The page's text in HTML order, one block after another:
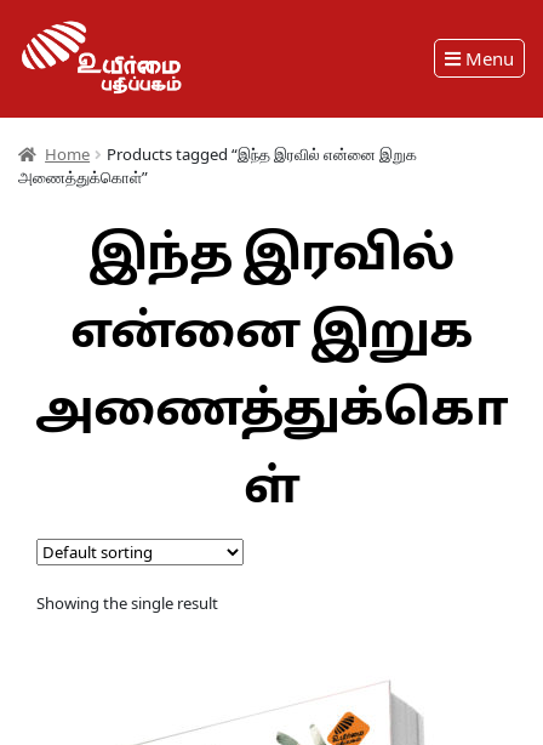
Menu
Home
Products tagged “இந்த இரவில் என்னை இறுக
அணைத்துக்கொள்”
இந்த இரவில்
என்னை இறுக
அணைத்துக்கொ
ள்
Showing the single result